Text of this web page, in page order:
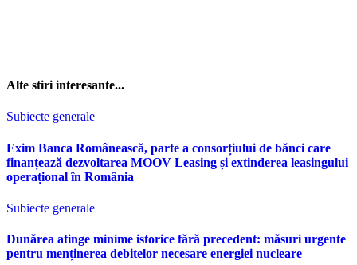
Alte stiri interesante...
Subiecte generale
Exim Banca Românească, parte a consorțiului de bănci care
finanțează dezvoltarea MOOV Leasing și extinderea leasingului
operațional în România
Subiecte generale
Dunărea atinge minime istorice fără precedent: măsuri urgente
pentru menținerea debitelor necesare energiei nucleare